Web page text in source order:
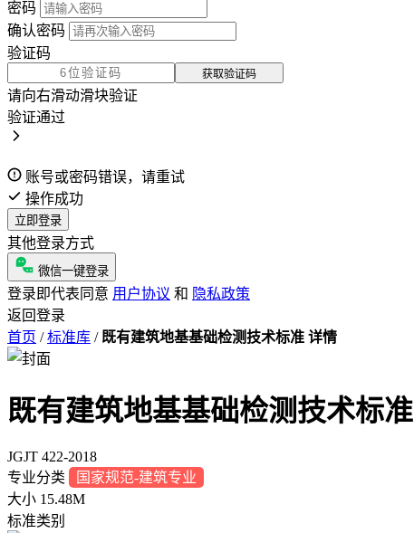
密码
确认密码
验证码
获取验证码
请向右滑动滑块验证
验证通过
账号或密码错误，请重试
操作成功
立即登录
其他登录方式
微信一键登录
登录即代表同意 用户协议 和 隐私政策
返回登录
首页 / 标准库 / 既有建筑地基基础检测技术标准 详情
既有建筑地基基础检测技术标准
JGJT 422-2018
专业分类
国家规范-建筑专业
大小 15.48M
标准类别